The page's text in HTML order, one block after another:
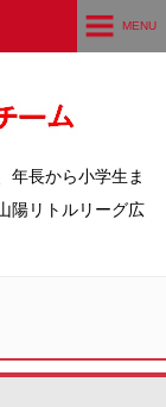
年長から小学生ま
陽リトルリーグ広
MENU